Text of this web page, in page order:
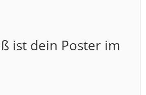
ist dein Poster im